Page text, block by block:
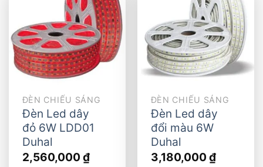
Add to
wishlist
ĐÈN CHIẾU SÁNG
Đèn Led dây
đỏ 6W LDD01
Duhal
2,560,000 ₫
Add to
wishlist
ĐÈN CHIẾU SÁNG
Đèn Led dây
đổi màu 6W
Duhal
3,180,000 ₫